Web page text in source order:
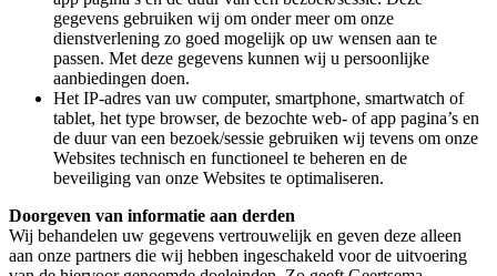
gegevens gebruiken wij om onder meer om onze
dienstverlening zo goed mogelijk op uw wensen aan te
passen. Met deze gegevens kunnen wij u persoonlijke
aanbiedingen doen.
Het IP-adres van uw computer, smartphone, smartwatch of
tablet, het type browser, de bezochte web- of app pagina’s en
de duur van een bezoek/sessie gebruiken wij tevens om onze
Websites technisch en functioneel te beheren en de
beveiliging van onze Websites te optimaliseren.
Doorgeven van informatie aan derden
Wij behandelen uw gegevens vertrouwelijk en geven deze alleen
aan onze partners die wij hebben ingeschakeld voor de uitvoering